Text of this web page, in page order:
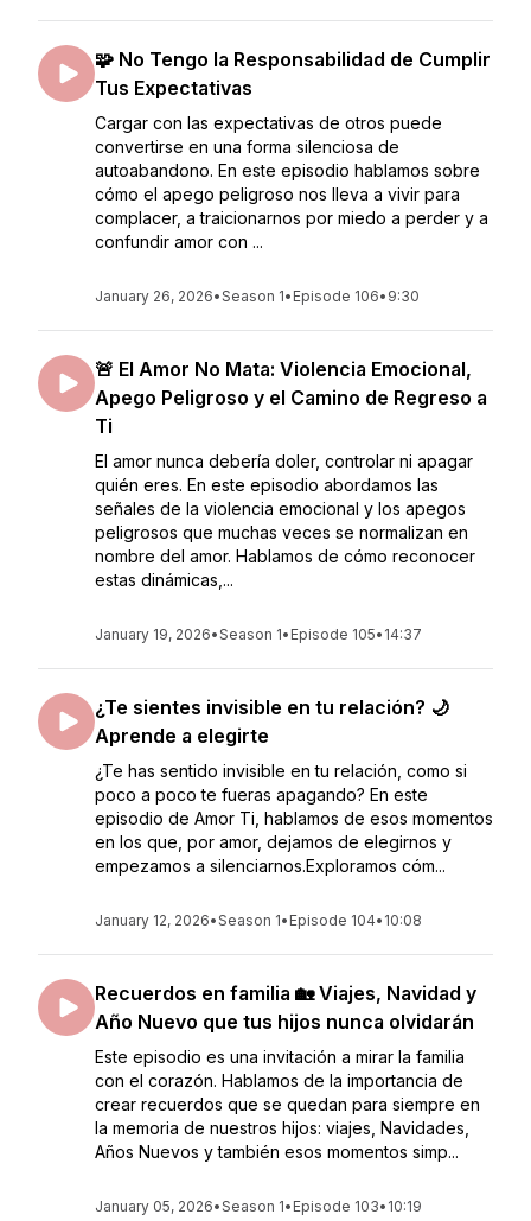
🧩 No Tengo la Responsabilidad de Cumplir
Tus Expectativas
Cargar con las expectativas de otros puede
convertirse en una forma silenciosa de
autoabandono. En este episodio hablamos sobre
cómo el apego peligroso nos lleva a vivir para
complacer, a traicionarnos por miedo a perder y a
confundir amor con ...
January 26, 2026•Season 1• Episode 106• 9:30
🚨 El Amor No Mata: Violencia Emocional,
Apego Peligroso y el Camino de Regreso a
Ti
El amor nunca debería doler, controlar ni apagar
quién eres. En este episodio abordamos las
señales de la violencia emocional y los apegos
peligrosos que muchas veces se normalizan en
nombre del amor. Hablamos de cómo reconocer
estas dinámicas,...
January 19, 2026•Season 1• Episode 105• 14:37
¿Te sientes invisible en tu relación? 🌙
Aprende a elegirte
¿Te has sentido invisible en tu relación, como si
poco a poco te fueras apagando? En este
episodio de Amor Ti, hablamos de esos momentos
en los que, por amor, dejamos de elegirnos y
empezamos a silenciarnos.Exploramos cóm...
January 12, 2026•Season 1• Episode 104• 10:08
Recuerdos en familia 🏡 Viajes, Navidad y
Año Nuevo que tus hijos nunca olvidarán
Este episodio es una invitación a mirar la familia
con el corazón. Hablamos de la importancia de
crear recuerdos que se quedan para siempre en
la memoria de nuestros hijos: viajes, Navidades,
Años Nuevos y también esos momentos simp...
January 05, 2026•Season 1• Episode 103• 10:19